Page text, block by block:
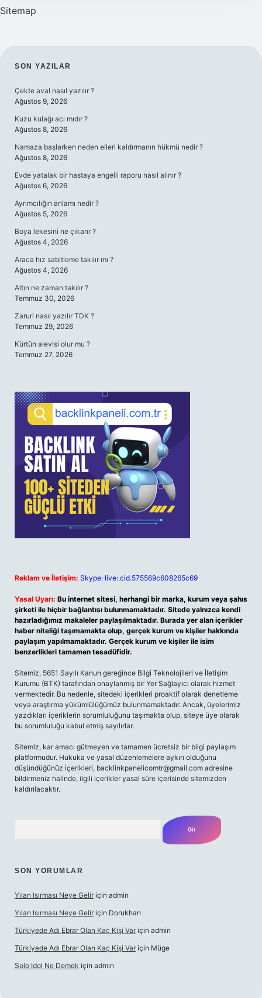
Sitemap
SIDEBAR
SON YAZILAR
Çekte aval nasıl yazılır ?
Ağustos 9, 2026
Kuzu kulağı acı mıdır ?
Ağustos 8, 2026
Namaza başlarken neden elleri kaldırmanın hükmü nedir ?
Ağustos 8, 2026
Evde yatalak bir hastaya engelli raporu nasıl alınır ?
Ağustos 6, 2026
Ayrımcılığın anlamı nedir ?
Ağustos 5, 2026
Boya lekesini ne çıkarır ?
Ağustos 4, 2026
Araca hız sabitleme takılır mı ?
Ağustos 4, 2026
Altın ne zaman takılır ?
Temmuz 30, 2026
Zaruri nasıl yazılır TDK ?
Temmuz 29, 2026
Kürtün alevisi olur mu ?
Temmuz 27, 2026
Reklam ve İletişim: Skype: live:.cid.575569c608265c69
Yasal Uyarı: Bu internet sitesi, herhangi bir marka, kurum veya şahıs
şirketi ile hiçbir bağlantısı bulunmamaktadır. Sitede yalnızca kendi
hazırladığımız makaleler paylaşılmaktadır. Burada yer alan içerikler
haber niteliği taşımamakta olup, gerçek kurum ve kişiler hakkında
paylaşım yapılmamaktadır. Gerçek kurum ve kişiler ile isim
benzerlikleri tamamen tesadüfidir.
Sitemiz, 5651 Sayılı Kanun gereğince Bilgi Teknolojileri ve İletişim
Kurumu (BTK) tarafından onaylanmış bir Yer Sağlayıcı olarak hizmet
vermektedir. Bu nedenle, sitedeki içerikleri proaktif olarak denetleme
veya araştırma yükümlülüğümüz bulunmamaktadır. Ancak, üyelerimiz
yazdıkları içeriklerin sorumluluğunu taşımakta olup, siteye üye olarak
bu sorumluluğu kabul etmiş sayılırlar.
Sitemiz, kar amacı gütmeyen ve tamamen ücretsiz bir bilgi paylaşım
platformudur. Hukuka ve yasal düzenlemelere aykırı olduğunu
düşündüğünüz içerikleri, backlinkpanelicomtr@gmail.com adresine
bildirmeniz halinde, ilgili içerikler yasal süre içerisinde sitemizden
kaldırılacaktır.
SON YORUMLAR
Yılan Isırması Neye Gelir için admin
Yılan Isırması Neye Gelir için Dorukhan
Türkiyede Adı Ebrar Olan Kaç Kişi Var için admin
Türkiyede Adı Ebrar Olan Kaç Kişi Var için Müge
Solo Idol Ne Demek için admin